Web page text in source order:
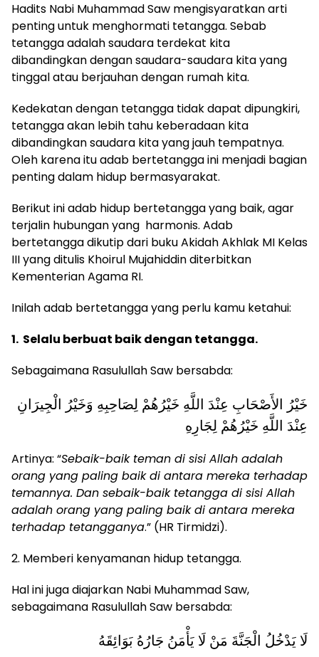
Hadits Nabi Muhammad Saw mengisyaratkan arti
penting untuk menghormati tetangga. Sebab
tetangga adalah saudara terdekat kita
dibandingkan dengan saudara-saudara kita yang
tinggal atau berjauhan dengan rumah kita.
Kedekatan dengan tetangga tidak dapat dipungkiri,
tetangga akan lebih tahu keberadaan kita
dibandingkan saudara kita yang jauh tempatnya.
Oleh karena itu adab bertetangga ini menjadi bagian
penting dalam hidup bermasyarakat.
Berikut ini adab hidup bertetangga yang baik, agar
terjalin hubungan yang harmonis. Adab
bertetangga dikutip dari buku Akidah Akhlak MI Kelas
III yang ditulis Khoirul Mujahiddin diterbitkan
Kementerian Agama RI.
Inilah adab bertetangga yang perlu kamu ketahui:
1. Selalu berbuat baik dengan tetangga.
Sebagaimana Rasulullah Saw bersabda:
خَيْرُ الأَصْحَابِ عِنْدَ اللَّهِ خَيْرُهُمْ لِصَاحِبِهِ وَخَيْرُ الْجِيرَانِ
عِنْدَ اللَّهِ خَيْرُهُمْ لِجَارِهِ
Artinya: “Sebaik-baik teman di sisi Allah adalah
orang yang paling baik di antara mereka terhadap
temannya. Dan sebaik-baik tetangga di sisi Allah
adalah orang yang paling baik di antara mereka
terhadap tetangganya.” (HR Tirmidzi).
2. Memberi kenyamanan hidup tetangga.
Hal ini juga diajarkan Nabi Muhammad Saw,
sebagaimana Rasulullah Saw bersabda:
لَا يَدْخُلُ الْجَنَّةَ مَنْ لَا يَأْمَنُ جَارُهُ بَوَائِقَهُ